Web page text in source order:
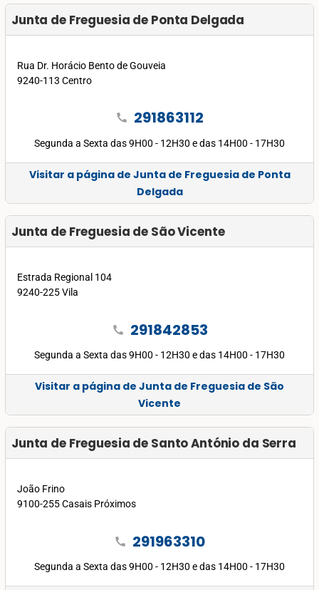
Junta de Freguesia de Ponta Delgada
Rua Dr. Horácio Bento de Gouveia
9240-113 Centro
call 291863112
Segunda a Sexta das 9H00 - 12H30 e das 14H00 - 17H30
Visitar a página de Junta de Freguesia de Ponta
Delgada
Junta de Freguesia de São Vicente
Estrada Regional 104
9240-225 Vila
call 291842853
Segunda a Sexta das 9H00 - 12H30 e das 14H00 - 17H30
Visitar a página de Junta de Freguesia de São
Vicente
Junta de Freguesia de Santo António da Serra
João Frino
9100-255 Casais Próximos
call 291963310
Segunda a Sexta das 9H00 - 12H30 e das 14H00 - 17H30